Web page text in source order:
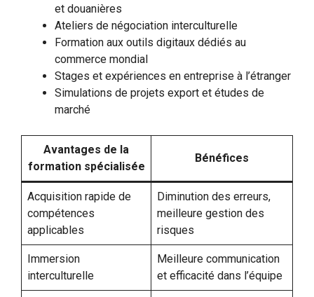
et douanières
Ateliers de négociation interculturelle
Formation aux outils digitaux dédiés au
commerce mondial
Stages et expériences en entreprise à l’étranger
Simulations de projets export et études de
marché
Avantages de la
formation spécialisée
Bénéfices
Acquisition rapide de
compétences
applicables
Diminution des erreurs,
meilleure gestion des
risques
Immersion
interculturelle
Meilleure communication
et efficacité dans l’équipe